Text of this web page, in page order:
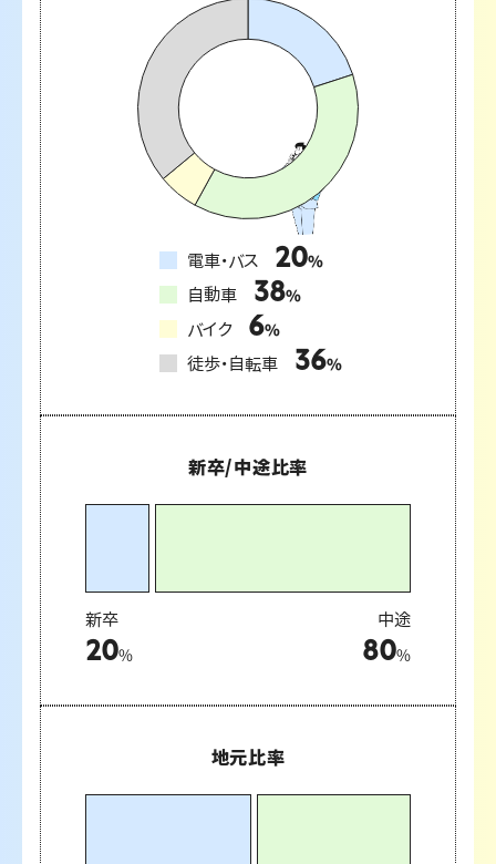
電車・バス 20%
自動車 38%
バイク 6%
徒歩・自転車 36%
新卒/中途比率
新卒
20% 80%
中途
地元比率